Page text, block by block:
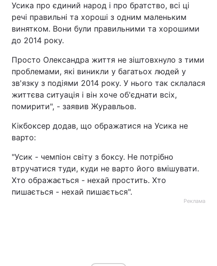
Усика про єдиний народ і про братство, всі ці
речі правильні та хороші з одним маленьким
винятком. Вони були правильними та хорошими
до 2014 року.
Просто Олександра життя не зіштовхнуло з тими
проблемами, які виникли у багатьох людей у
зв'язку з подіями 2014 року. У нього так склалася
життєва ситуація і він хоче об'єднати всіх,
помирити", - заявив Журавльов.
Кікбоксер додав, що ображатися на Усика не
варто:
"Усик - чемпіон світу з боксу. Не потрібно
втручатися туди, куди не варто його вмішувати.
Хто ображається - нехай простить. Хто
пишається - нехай пишається".
Реклама